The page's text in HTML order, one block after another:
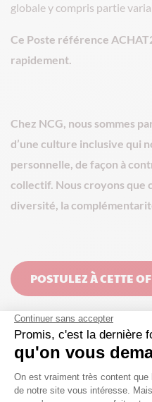
globale y compris partie
Ce Poste référence
rapidement.
Chez NCG, nous sommes
d’une culture inclusive qui
personnelle, de façon à
collectif. Nous croyons que
diversité, la
POSTULEZ À CETTE